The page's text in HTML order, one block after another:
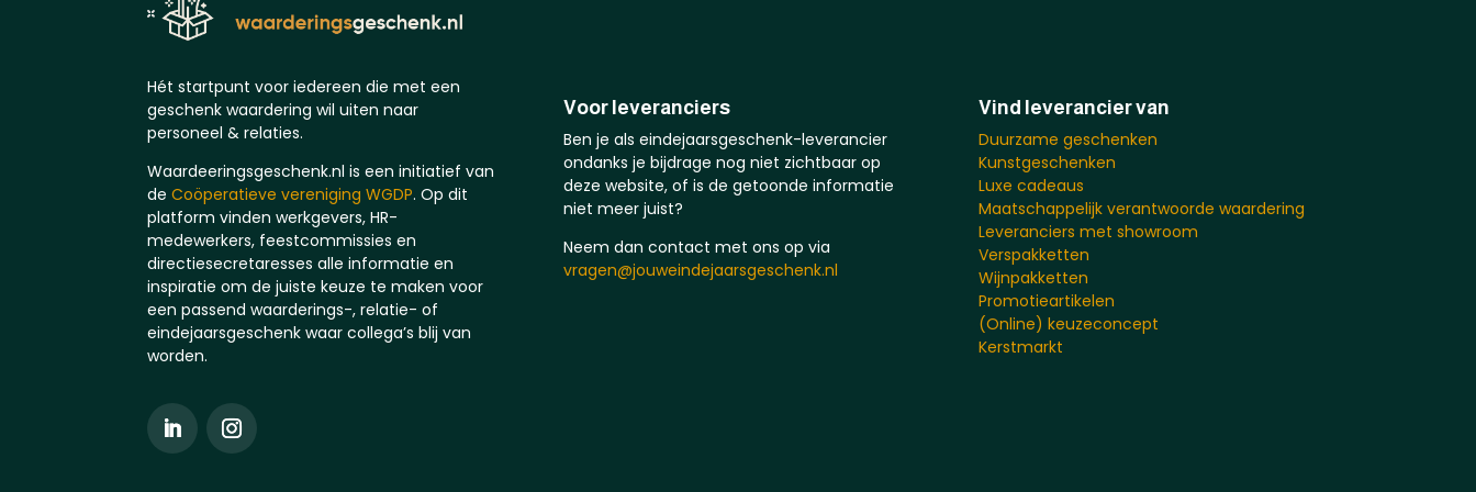
Hét startpunt voor iedereen die met een
geschenk waardering wil uiten naar
personeel & relaties.
Waardeeringsgeschenk.nl is een initiatief van
de Coöperatieve vereniging WGDP. Op dit
platform vinden werkgevers, HR-
medewerkers, feestcommissies en
directiesecretaresses alle informatie en
inspiratie om de juiste keuze te maken voor
een passend waarderings-, relatie- of
eindejaarsgeschenk waar collega’s blij van
worden.
Voor leveranciers
Ben je als eindejaarsgeschenk-leverancier
ondanks je bijdrage nog niet zichtbaar op
deze website, of is de getoonde informatie
niet meer juist?
Neem dan contact met ons op via
vragen@jouweindejaarsgeschenk.nl
Vind leverancier van
Duurzame geschenken
Kunstgeschenken
Luxe cadeaus
Maatschappelijk verantwoorde waardering
Leveranciers met showroom
Verspakketten
Wijnpakketten
Promotieartikelen
(Online) keuzeconcept
Kerstmarkt